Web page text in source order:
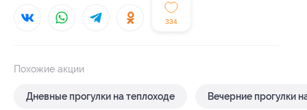
334
Похожие акции
Дневные прогулки на теплоходе Вечерние прогулки